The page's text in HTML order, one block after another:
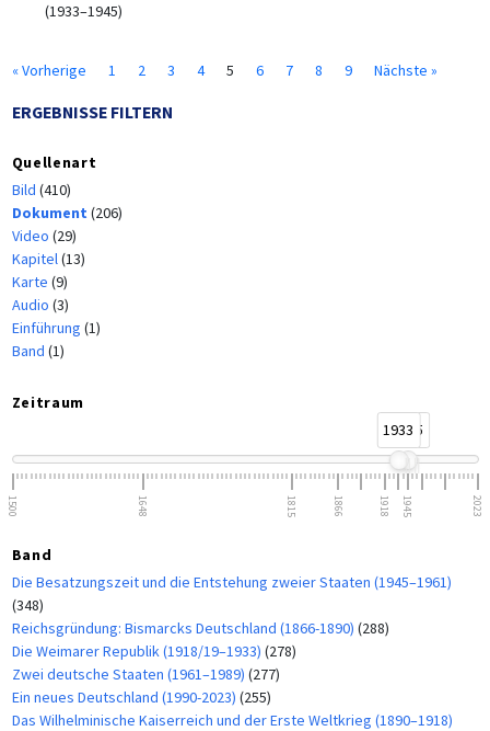
(1933–1945)
« Vorherige 1 2 3 4 5 6 7 8 9 Nächste »
ERGEBNISSE FILTERN
Quellenart
Bild (410)
Dokument (206)
Video (29)
Kapitel(13)
Karte (9)
Audio (3)
Einführung (1)
Band (1)
Zeitraum
1933
1945
1500 1648 1815 1866 1918 1945 2023
Band
Die Besatzungszeit und die Entstehung zweier Staaten (1945–1961)
(348)
Reichsgründung: Bismarcks Deutschland (1866-1890) (288)
Die Weimarer Republik (1918/19–1933) (278)
Zwei deutsche Staaten (1961–1989) (277)
Ein neues Deutschland (1990-2023) (255)
Das Wilhelminische Kaiserreich und der Erste Weltkrieg (1890–1918)